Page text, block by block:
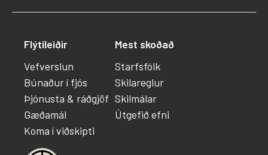
Flýtileiðir
Vefverslun
Búnaður í fjós
Þjónusta & ráðgjöf
Gæðamál
Koma í viðskipti
Mest skoðað
Starfsfólk
Skilareglur
Skilmálar
Útgefið efni